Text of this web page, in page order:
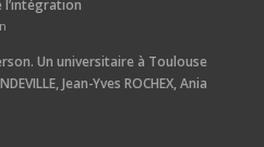
l’intégration
Un universitaire à Toulouse
Jean-Yves ROCHEX, Ania